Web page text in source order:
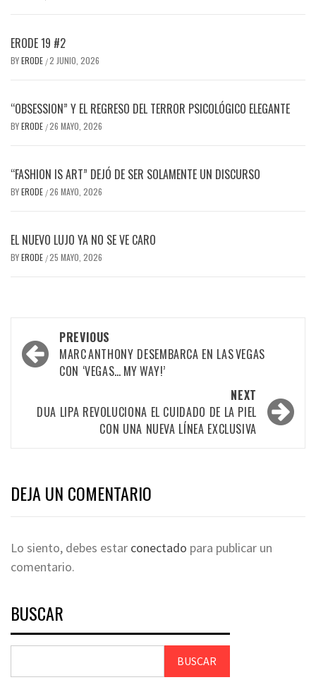
ERODE 19 #2
BYERODE /2 JUNIO, 2026
“OBSESSION” Y EL REGRESO DEL TERROR PSICOLÓGICO ELEGANTE
BYERODE /26 MAYO, 2026
“FASHION IS ART” DEJÓ DE SER SOLAMENTE UN DISCURSO
BYERODE /26 MAYO, 2026
EL NUEVO LUJO YA NO SE VE CARO
BYERODE /25 MAYO, 2026
PREVIOUS
MARC ANTHONY DESEMBARCA EN LAS VEGAS
CON ‘VEGAS… MY WAY!’
NEXT
DUA LIPA REVOLUCIONA EL CUIDADO DE LA PIEL
CON UNA NUEVA LÍNEA EXCLUSIVA
DEJA UN COMENTARIO
Lo siento, debes estar conectado para publicar un
comentario.
BUSCAR
BUSCAR